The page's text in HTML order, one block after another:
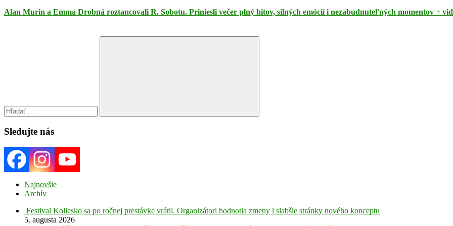
Alan Murin a Emma Drobná roztancovali R. Sobotu. Priniesli večer plný hitov, silných emócií i nezabudnuteľných momentov +
Search
Sledujte nás
Najnovšie
Archív
Festival Koliesko sa po ročnej prestávke vrátil. Organizátori hodnotia zmeny i slabšie stránky nového konceptu
5. augusta 2026